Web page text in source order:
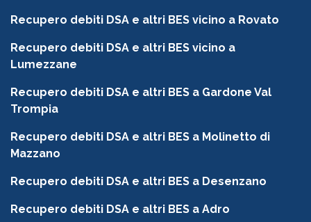
Recupero debiti DSA e altri BES vicino a Rovato
Recupero debiti DSA e altri BES vicino a
Lumezzane
Recupero debiti DSA e altri BES a Gardone Val
Trompia
Recupero debiti DSA e altri BES a Molinetto di
Mazzano
Recupero debiti DSA e altri BES a Desenzano
Recupero debiti DSA e altri BES a Adro